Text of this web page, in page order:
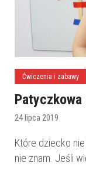
Ćwiczenia i zabawy
24 lipca 2019
Które dziecko
nie znam. Jeśli